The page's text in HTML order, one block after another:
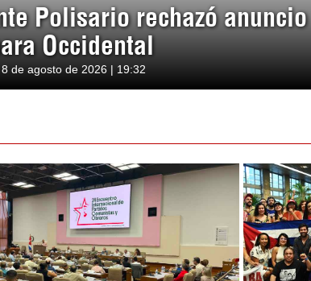
Polisario rechazó
Occidental
de agosto de 2026 | 19:32